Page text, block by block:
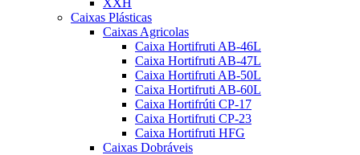
XXH
Caixas Plásticas
Caixas Agricolas
Caixa Hortifruti AB-46L
Caixa Hortifruti AB-47L
Caixa Hortifruti AB-50L
Caixa Hortifruti AB-60L
Caixa Hortifrúti CP-17
Caixa Hortifruti CP-23
Caixa Hortifruti HFG
Caixas Dobráveis